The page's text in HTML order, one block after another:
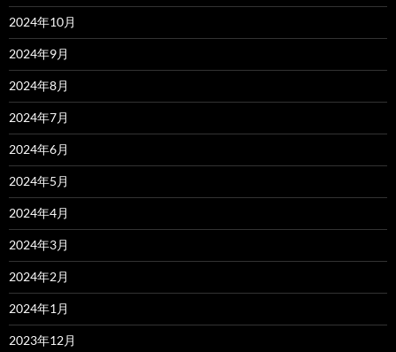
2024年10月
2024年9月
2024年8月
2024年7月
2024年6月
2024年5月
2024年4月
2024年3月
2024年2月
2024年1月
2023年12月